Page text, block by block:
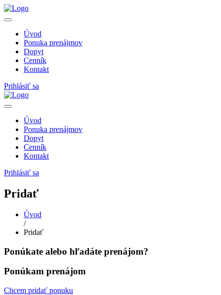
Úvod
Ponuka prenájmov
Dopyt
Cenník
Kontakt
Prihlásiť sa
Úvod
Ponuka prenájmov
Dopyt
Cenník
Kontakt
Prihlásiť sa
Pridať
Úvod
/
Pridať
Ponúkate alebo hľadáte prenájom?
Ponúkam prenájom
Chcem pridať ponuku